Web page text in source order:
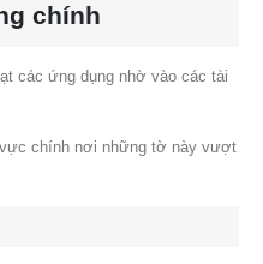
chính
các ứng dụng nhờ vào các tài
chính nơi những tờ này vượt